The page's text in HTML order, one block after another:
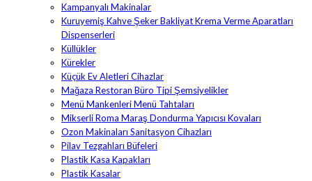
Kampanyalı Makinalar
Kuruyemiş Kahve Şeker Bakliyat Krema Verme Aparatları
Dispenserleri
Küllükler
Kürekler
Küçük Ev Aletleri Cihazlar
Mağaza Restoran Büro Tipi Şemsiyelikler
Menü Mankenleri Menü Tahtaları
Mikserli Roma Maraş Dondurma Yapıcısı Kovaları
Ozon Makinaları Sanitasyon Cihazları
Pilav Tezgahları Büfeleri
Plastik Kasa Kapakları
Plastik Kasalar